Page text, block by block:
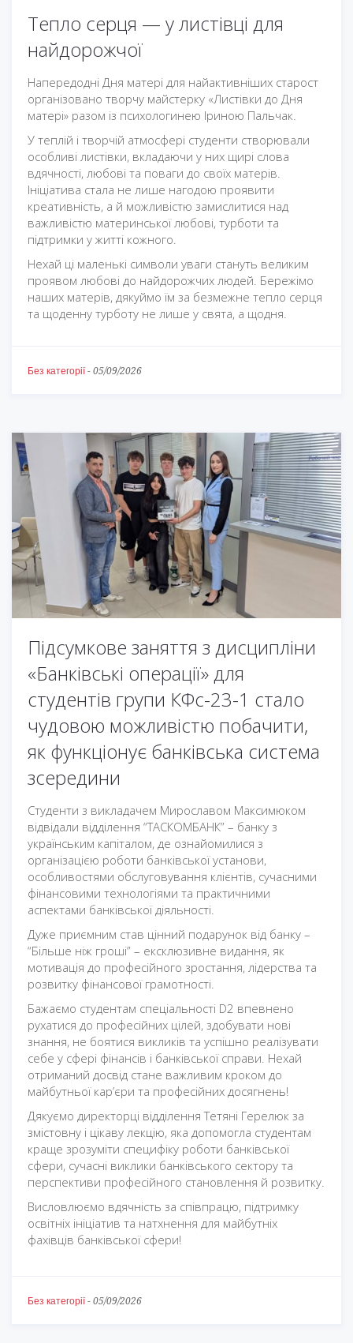
Тепло серця — у листівці для
найдорожчої
Напередодні Дня матері для найактивніших старост
організовано творчу майстерку «Листівки до Дня
матері» разом із психологинею Іриною Пальчак.
У теплій і творчій атмосфері студенти створювали
особливі листівки, вкладаючи у них щирі слова
вдячності, любові та поваги до своїх матерів.
Ініціатива стала не лише нагодою проявити
креативність, а й можливістю замислитися над
важливістю материнської любові, турботи та
підтримки у житті кожного.
Нехай ці маленькі символи уваги стануть великим
проявом любові до найдорожчих людей. Бережімо
наших матерів, дякуймо їм за безмежне тепло серця
та щоденну турботу не лише у свята, а щодня.
Без категорії- 05/09/2026
Підсумкове заняття з дисципліни
«Банківські операції» для
студентів групи КФс-23-1 стало
чудовою можливістю побачити,
як функціонує банківська система
зсередини
Студенти з викладачем Мирославом Максимюком
відвідали відділення “ТАСКОМБАНК” – банку з
українським капіталом, де ознайомилися з
організацією роботи банківської установи,
особливостями обслуговування клієнтів, сучасними
фінансовими технологіями та практичними
аспектами банківської діяльності.
Дуже приємним став цінний подарунок від банку –
“Більше ніж гроші” – ексклюзивне видання, як
мотивація до професійного зростання, лідерства та
розвитку фінансової грамотності.
Бажаємо студентам спеціальності D2 впевнено
рухатися до професійних цілей, здобувати нові
знання, не боятися викликів та успішно реалізувати
себе у сфері фінансів і банківської справи. Нехай
отриманий досвід стане важливим кроком до
майбутньої кар’єри та професійних досягнень!
Дякуємо директорці відділення Тетяні Герелюк за
змістовну і цікаву лекцію, яка допомогла студентам
краще зрозуміти специфіку роботи банківської
сфери, сучасні виклики банківського сектору та
перспективи професійного становлення й розвитку.
Висловлюємо вдячність за співпрацю, підтримку
освітніх ініціатив та натхнення для майбутніх
фахівців банківської сфери!
Без категорії- 05/09/2026